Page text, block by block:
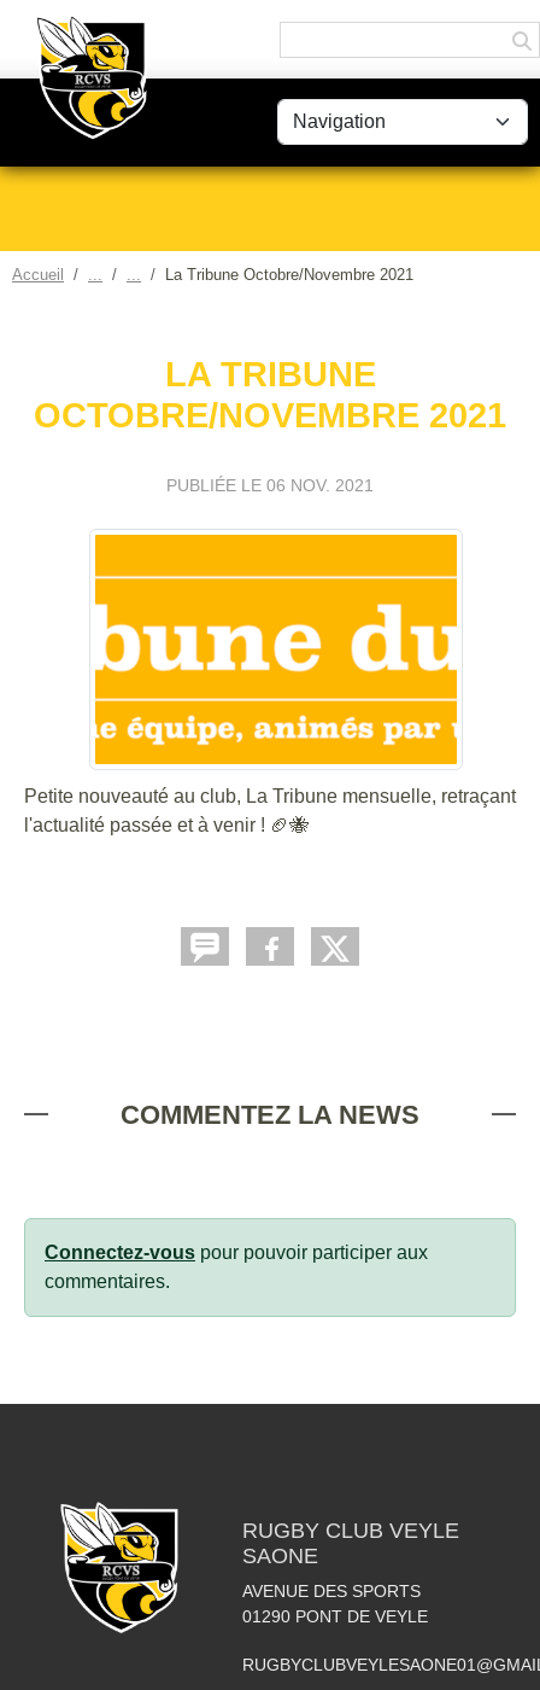
Accueil La Tribune Octobre/Novembre 2021
LA TRIBUNE
OCTOBRE/NOVEMBRE 2021
PUBLIÉE LE 06 NOV. 2021
Petite nouveauté au club, La Tribune mensuelle, retraçant
l'actualité passée et à venir ! 🏈🐝
COMMENTEZ LA NEWS
Connectez-vous pour pouvoir participer aux
commentaires.
RUGBY CLUB VEYLE
SAONE
AVENUE DES SPORTS
01290 PONT DE VEYLE
Panneau de gestion des cookies